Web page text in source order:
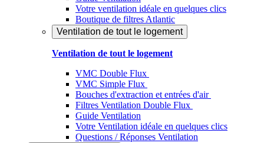
Votre ventilation idéale en quelques clics
Boutique de filtres Atlantic
Ventilation de tout le logement
Ventilation de tout le logement
VMC Double Flux
VMC Simple Flux
Bouches d'extraction et entrées d'air
Filtres Ventilation Double Flux
Guide Ventilation
Votre Ventilation idéale en quelques clics
Questions / Réponses Ventilation